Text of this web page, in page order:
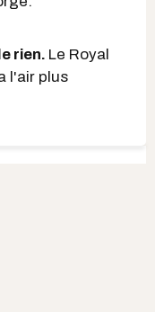
rien. Le Royal
l'air plus